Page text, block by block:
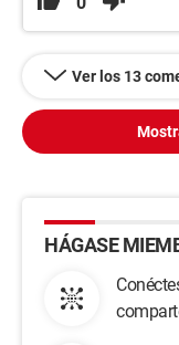
Ver los 13
HÁGASE